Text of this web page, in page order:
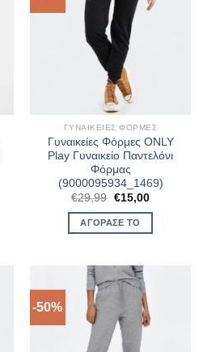
ΓΥΝΑΙΚΕΊΕΣ ΦΌΡΜΕΣ
Γυναικείες Φόρμες ONLY
Play Γυναικείο Παντελόνι
Φόρμας
(9000095934_1469)
€29,99 Original
was:
€29,99.
€15,00Η
ΑΓΌΡΑΣΈ ΤΟ
-50%